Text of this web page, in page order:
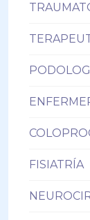
FISIATRÍA